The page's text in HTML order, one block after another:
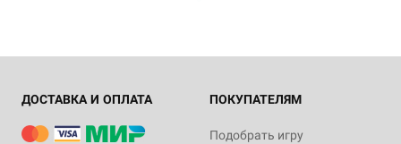
ДОСТАВКА И ОПЛАТА ПОКУПАТЕЛЯМ
Подобрать игру